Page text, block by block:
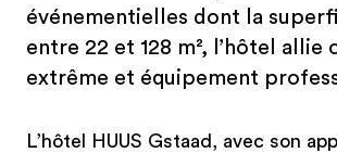
événementielles dont la
entre 22 et 128 m², l’hôtel allie
extrême et équipement
L’hôtel HUUS Gstaad, avec son